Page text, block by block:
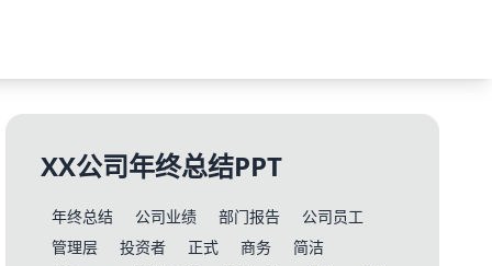
XX公司年终总结PPT
年终总结 公司业绩 部门报告
公司员工
管理层
投资者 正式 商务
简洁